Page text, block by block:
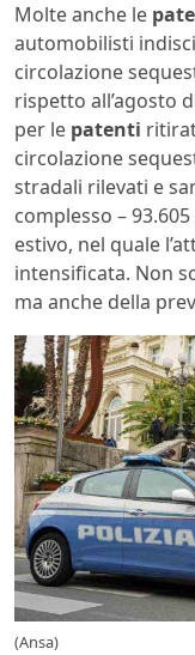
Molte anche le
automobilisti
circolazione
rispetto all’agosto
per le patenti
circolazione
stradali rilevati e
complesso –
estivo, nel quale
intensificata. Non
ma anche della
(Ansa)